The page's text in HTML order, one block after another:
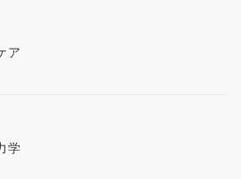
ア
学